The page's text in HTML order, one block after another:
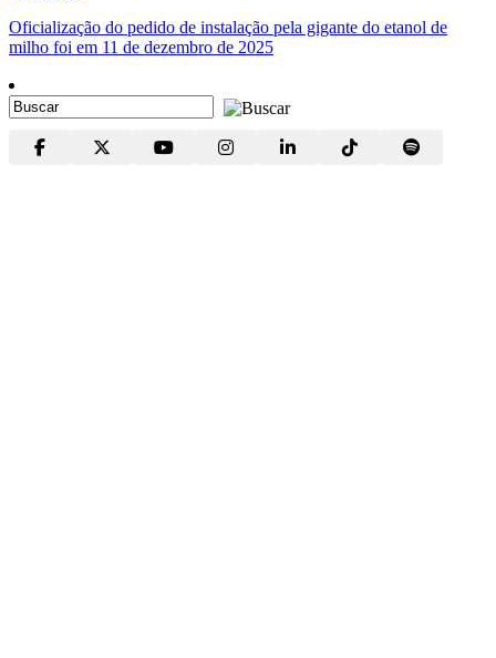
Oficialização do pedido de instalação pela gigante do etanol de
milho foi em 11 de dezembro de 2025